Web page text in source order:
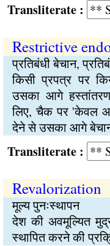
:
Restrictive
प्रतिबंधी बेचान,
किसी प्रपत्र पर
उसका आगे
लिए, चैक पर 'केवल
देने से उसका आगे
:
Revalorization
मूल्य पुनःस्थापन
देश की अवमूल्यित
स्थापित करने की